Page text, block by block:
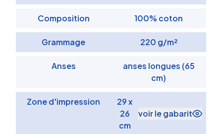
Composition 100% coton
Grammage 220 g/m²
Anses
anses longues (65
cm)
Zone d'impression
29 x
26
cm
voir le gabarit